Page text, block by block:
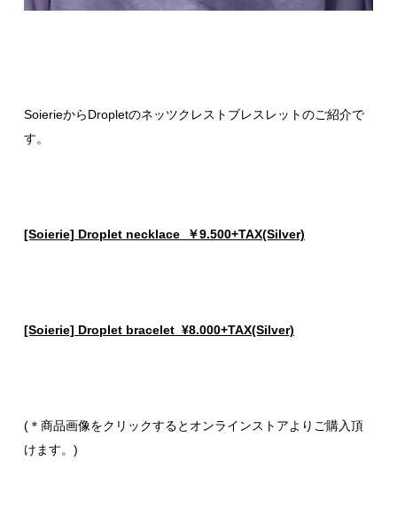
SoierieからDropletのネッツクレストブレスレットのご紹介で
す。
[Soierie] Droplet necklace ￥9.500+TAX(Silver)
[Soierie] Droplet bracelet ¥8.000+TAX(Silver)
(＊商品画像をクリックするとオンラインストアよりご購入頂
けます。)